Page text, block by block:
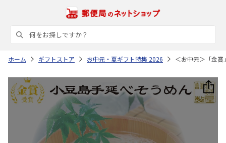
ホーム ギフトストア お中元・夏ギフト特集 2026 ＜お中元＞「金